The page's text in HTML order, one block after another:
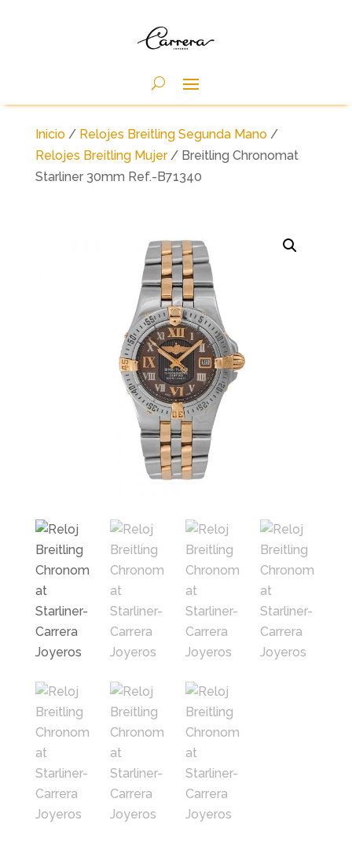
Inicio/ Relojes Breitling Segunda Mano/
Relojes Breitling Mujer/ Breitling Chronomat
Starliner 30mm Ref.-B71340